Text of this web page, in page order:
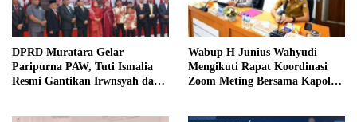
DPRD Muratara Gelar
Paripurna PAW, Tuti Ismalia
Resmi Gantikan Irwnsyah dari
Wabup H Junius Wahyudi
Mengikuti Rapat Koordinasi
Zoom Meting Bersama Kapolres